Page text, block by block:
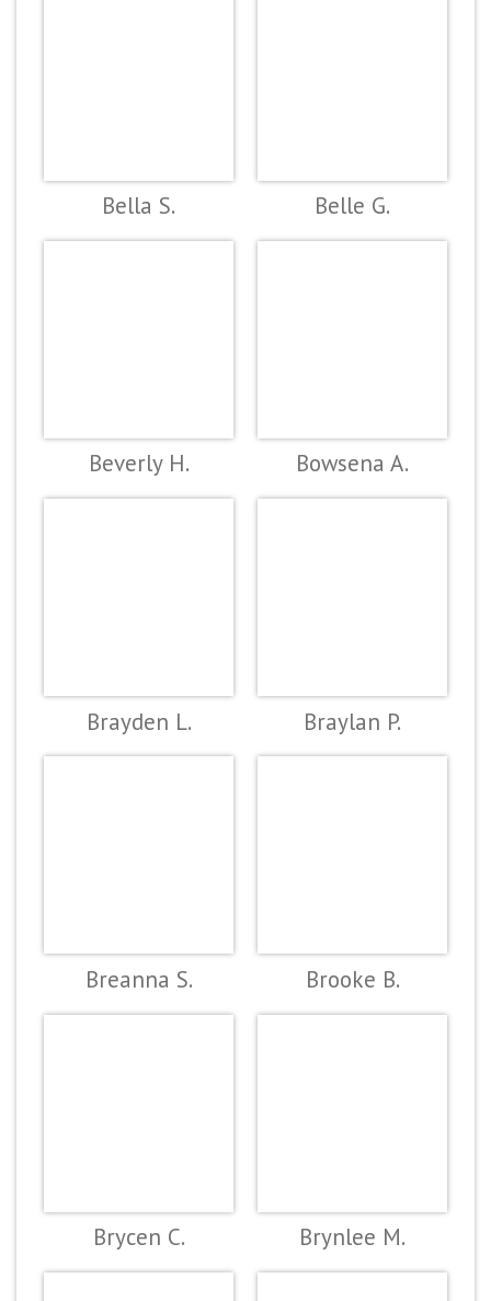
Bella S. Belle G.
Beverly H. Bowsena A.
Brayden L. Braylan P.
Breanna S. Brooke B.
Brycen C. Brynlee M.